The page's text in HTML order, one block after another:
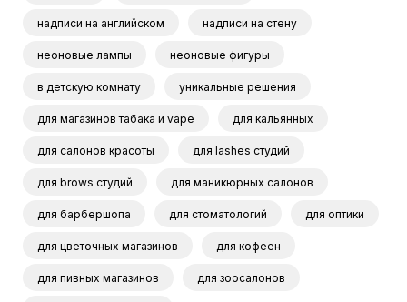
надписи на английском надписи на стену
неоновые лампы неоновые фигуры
в детскую комнату уникальные решения
для магазинов табака и vape для кальянных
для салонов красоты для lashes студий
для brows студий для маникюрных салонов
для барбершопа для стоматологий для оптики
для цветочных магазинов для кофеен
для пивных магазинов для зоосалонов